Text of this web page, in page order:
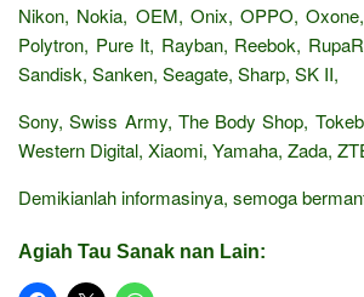
Nikon, Nokia, OEM, Onix, OPPO, Oxone,
Polytron, Pure It, Rayban, Reebok,
Sandisk, Sanken, Seagate, Sharp, SK II,
Sony, Swiss Army, The Body Shop,
Western Digital, Xiaomi, Yamaha, Zada,
Demikianlah informasinya, semoga
Agiah Tau Sanak nan Lain: